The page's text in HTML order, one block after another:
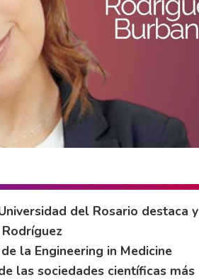
del Rosario destaca y
la Engineering in Medicine
las sociedades científicas más